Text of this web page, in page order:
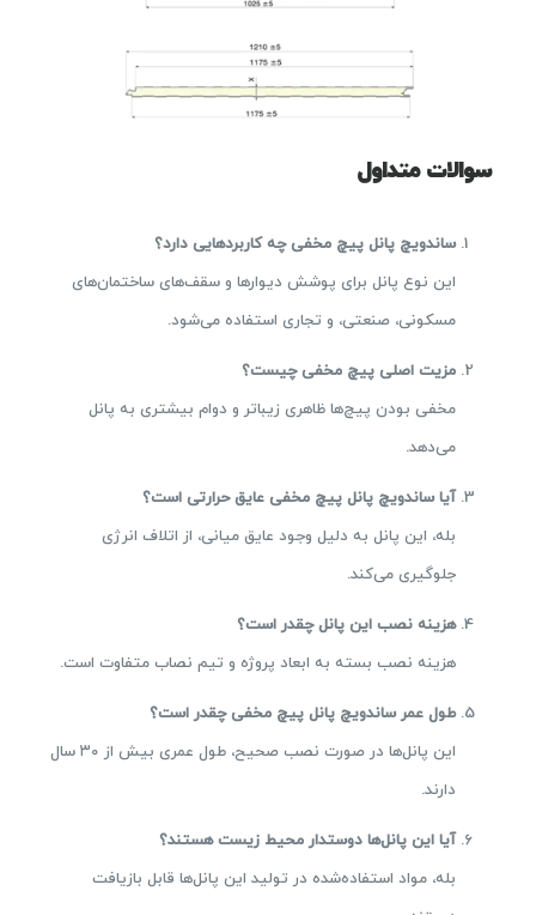
سوالات متداول
ساندویچ پانل پیچ مخفی چه کاربردهایی دارد؟
این نوع پانل برای پوشش دیوارها و سقف‌های ساختمان‌های
مسکونی، صنعتی، و تجاری استفاده می‌شود.
مزیت اصلی پیچ مخفی چیست؟
مخفی بودن پیچ‌ها ظاهری زیباتر و دوام بیشتری به پانل
می‌دهد.
آیا ساندویچ پانل پیچ مخفی عایق حرارتی است؟
بله، این پانل به دلیل وجود عایق میانی، از اتلاف انرژی
جلوگیری می‌کند.
هزینه نصب این پانل چقدر است؟
هزینه نصب بسته به ابعاد پروژه و تیم نصاب متفاوت است.
طول عمر ساندویچ پانل پیچ مخفی چقدر است؟
این پانل‌ها در صورت نصب صحیح، طول عمری بیش از ۳۰ سال
دارند.
آیا این پانل‌ها دوستدار محیط زیست هستند؟
بله، مواد استفاده‌شده در تولید این پانل‌ها قابل بازیافت